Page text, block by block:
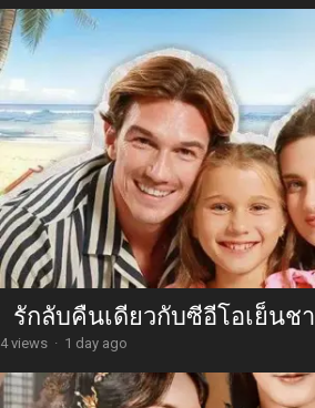
รักลับคืนเดียวกับซีอีโอเย็นชา
4 views · 1 day ago